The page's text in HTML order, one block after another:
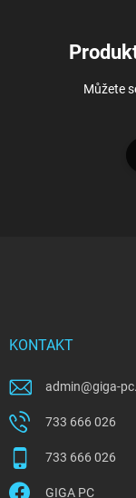
Můžete
KONTAKT
admin@giga-
733 666 026
733 666 026
GIGA PC